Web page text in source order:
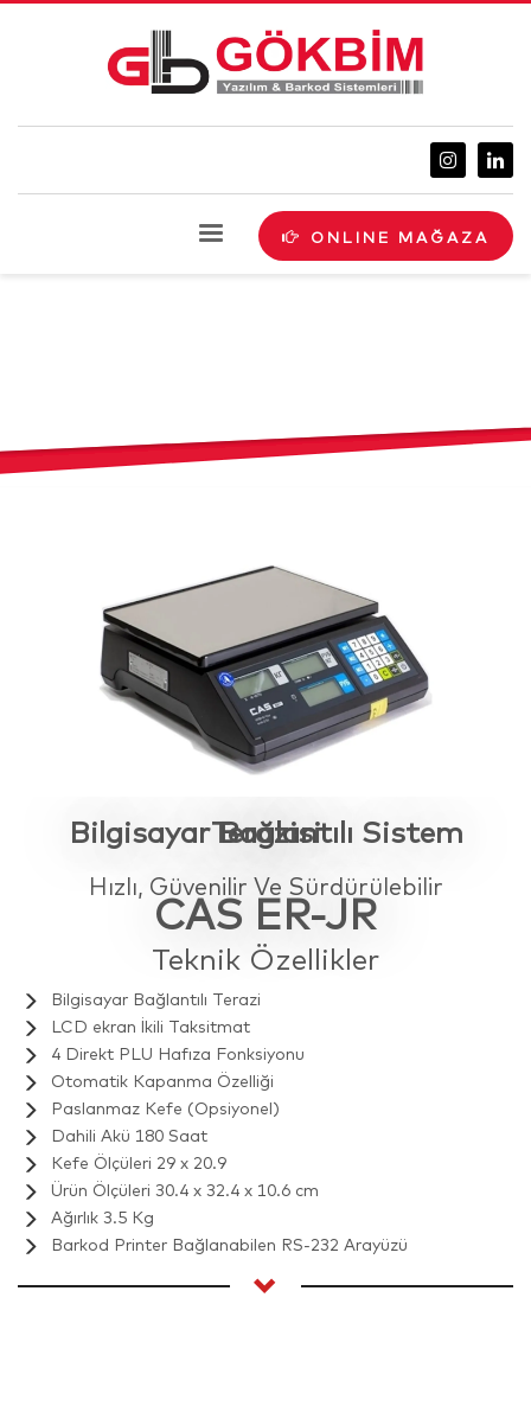
ONLINE MAĞAZA
Bilgisayar Bağlantılı Sistem Terazisi
Hızlı, Güvenilir Ve Sürdürülebilir
CAS ER-JR
Teknik Özellikler
Bilgisayar Bağlantılı Terazi
LCD ekran İkili Taksitmat
4 Direkt PLU Hafıza Fonksiyonu
Otomatik Kapanma Özelliği
Paslanmaz Kefe (Opsiyonel)
Dahili Akü 180 Saat
Kefe Ölçüleri 29 x 20.9
Ürün Ölçüleri 30.4 x 32.4 x 10.6 cm
Ağırlık 3.5 Kg
Barkod Printer Bağlanabilen RS-232 Arayüzü